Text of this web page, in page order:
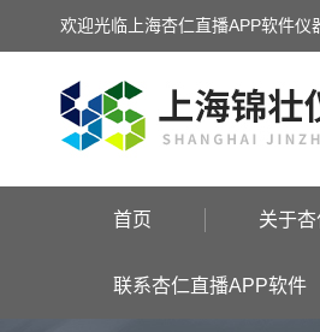
欢迎光临上海杏仁直播APP软
首页 关于
联系杏仁直播APP软件